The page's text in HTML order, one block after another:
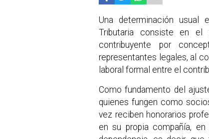
Una determinación usual
Tributaria consiste en el
contribuyente por
representantes legales, al
laboral formal entre el
Como fundamento del
quienes fungen como
vez reciben honorarios
en su propia compañía,